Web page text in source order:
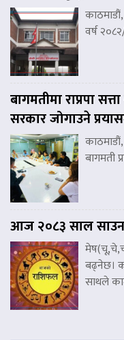
वर्ष
बागमतीमा राप्रपा
सरकार जोगाउने
काठमाडौं,
बागमती
आज २०८३ साल
बढ्नेछ।
साथले